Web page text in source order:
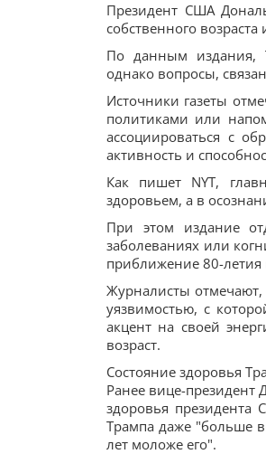
Президент США
собственного
По данным издания,
однако вопросы,
Источники газеты
политиками или
ассоциироваться с
активность и
Как пишет NYT,
здоровьем, а в
При этом издание
заболеваниях или
приближение 80-летия
Журналисты отмечают,
уязвимостью, с
акцент на своей
возраст.
Состояние здоровья
Ранее вице-президент
здоровья
Трампа даже "больше
лет моложе его".